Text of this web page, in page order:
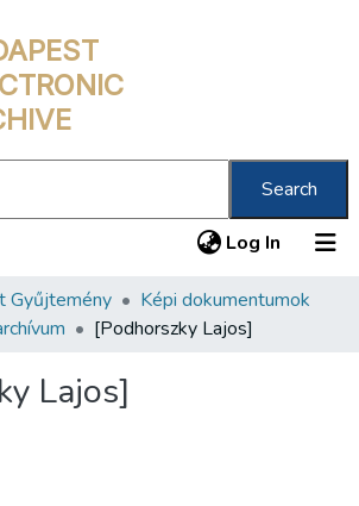
Search
Log In (current)
Gyűjtemény
Képi dokumentumok
[Podhorszky Lajos]
Lajos]